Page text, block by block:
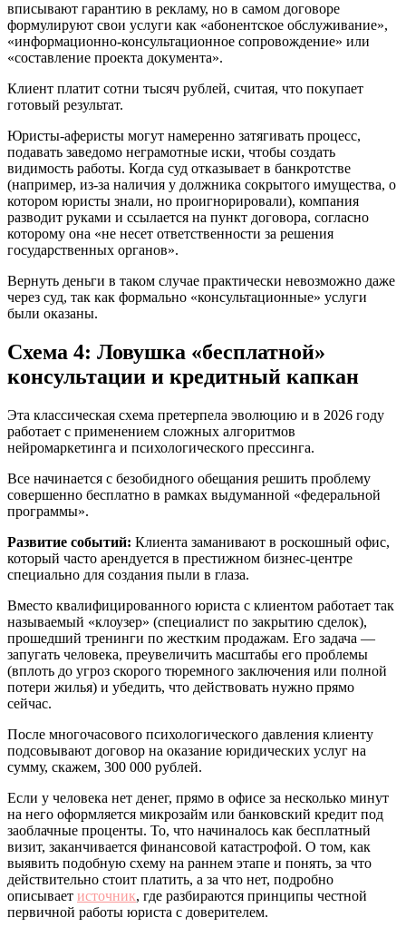
вписывают гарантию в рекламу, но в самом договоре
формулируют свои услуги как «абонентское обслуживание»,
«информационно-консультационное сопровождение» или
«составление проекта документа».
Клиент платит сотни тысяч рублей, считая, что покупает
готовый результат.
Юристы-аферисты могут намеренно затягивать процесс,
подавать заведомо неграмотные иски, чтобы создать
видимость работы. Когда суд отказывает в банкротстве
(например, из-за наличия у должника сокрытого имущества, о
котором юристы знали, но проигнорировали), компания
разводит руками и ссылается на пункт договора, согласно
которому она «не несет ответственности за решения
государственных органов».
Вернуть деньги в таком случае практически невозможно даже
через суд, так как формально «консультационные» услуги
были оказаны.
Схема 4: Ловушка «бесплатной»
консультации и кредитный капкан
Эта классическая схема претерпела эволюцию и в 2026 году
работает с применением сложных алгоритмов
нейромаркетинга и психологического прессинга.
Все начинается с безобидного обещания решить проблему
совершенно бесплатно в рамках выдуманной «федеральной
программы».
Развитие событий: Клиента заманивают в роскошный офис,
который часто арендуется в престижном бизнес-центре
специально для создания пыли в глаза.
Вместо квалифицированного юриста с клиентом работает так
называемый «клоузер» (специалист по закрытию сделок),
прошедший тренинги по жестким продажам. Его задача —
запугать человека, преувеличить масштабы его проблемы
(вплоть до угроз скорого тюремного заключения или полной
потери жилья) и убедить, что действовать нужно прямо
сейчас.
После многочасового психологического давления клиенту
подсовывают договор на оказание юридических услуг на
сумму, скажем, 300 000 рублей.
Если у человека нет денег, прямо в офисе за несколько минут
на него оформляется микрозайм или банковский кредит под
заоблачные проценты. То, что начиналось как бесплатный
визит, заканчивается финансовой катастрофой. О том, как
выявить подобную схему на раннем этапе и понять, за что
действительно стоит платить, а за что нет, подробно
описывает источник, где разбираются принципы честной
первичной работы юриста с доверителем.